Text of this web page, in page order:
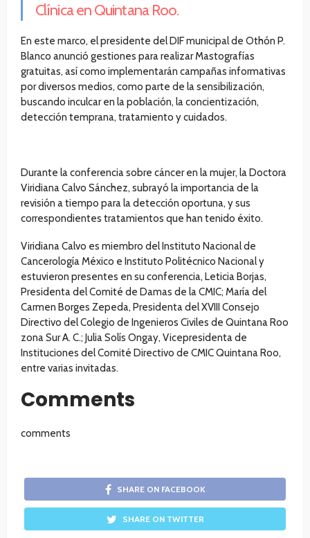
Clínica en Quintana Roo.
En este marco, el presidente del DIF municipal de Othón P.
Blanco anunció gestiones para realizar Mastografías
gratuitas, así como implementarán campañas informativas
por diversos medios, como parte de la sensibilización,
buscando inculcar en la población, la concientización,
detección temprana, tratamiento y cuidados.
Durante la conferencia sobre cáncer en la mujer, la Doctora
Viridiana Calvo Sánchez, subrayó la importancia de la
revisión a tiempo para la detección oportuna, y sus
correspondientes tratamientos que han tenido éxito.
Viridiana Calvo es miembro del Instituto Nacional de
Cancerología México e Instituto Politécnico Nacional y
estuvieron presentes en su conferencia, Leticia Borjas,
Presidenta del Comité de Damas de la CMIC; María del
Carmen Borges Zepeda, Presidenta del XVIII Consejo
Directivo del Colegio de Ingenieros Civiles de Quintana Roo
zona Sur A. C.; Julia Solís Ongay, Vicepresidenta de
Instituciones del Comité Directivo de CMIC Quintana Roo,
entre varias invitadas.
Comments
comments
SHARE ON FACEBOOK
SHARE ON TWITTER